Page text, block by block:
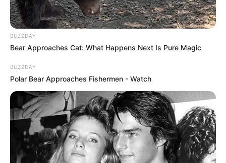
BUZZDAY
Bear Approaches Cat: What Happens Next Is Pure Magic
BUZZDAY
Polar Bear Approaches Fishermen - Watch